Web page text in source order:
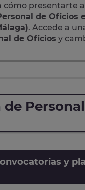
cómo presentarte
de Oficios
. Accede a
de Oficios y
y